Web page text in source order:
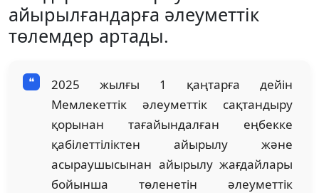
айырылғандарға әлеуметтік
төлемдер артады.
2025 жылғы 1 қаңтарға дейін
Мемлекеттік әлеуметтік сақтандыру
қорынан тағайындалған еңбекке
қабілеттіліктен айырылу және
асыраушысынан айырылу жағдайлары
бойынша төленетін әлеуметтік